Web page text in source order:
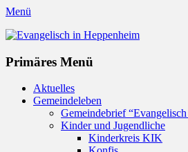
Menü
Evangelisch in Heppenheim
Primäres Menü
Zum
Inhalt
Aktuelles
Gemeindeleben
Gemeindebrief
Kinder und Jugendliche
Kinderkreis KIK